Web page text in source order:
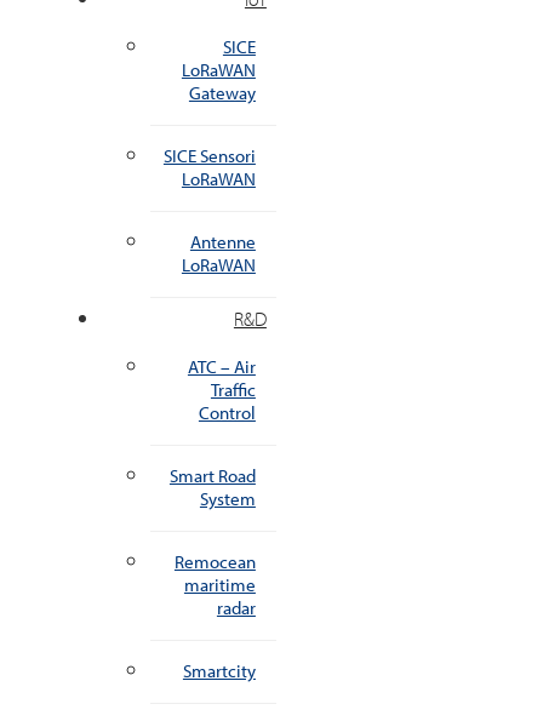
SICE
LoRaWAN
Gateway
SICE Sensori
LoRaWAN
Antenne
LoRaWAN
R&D
ATC – Air
Traffic
Control
Smart Road
System
Remocean
maritime
radar
Smartcity